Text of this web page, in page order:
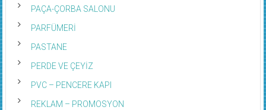
PAÇA-ÇORBA SALONU
PARFÜMERİ
PASTANE
PERDE VE ÇEYİZ
PVC – PENCERE KAPI
REKLAM – PROMOSYON